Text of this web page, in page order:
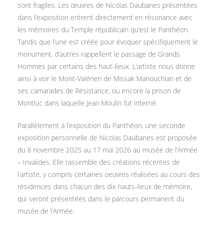
sont fragiles. Les œuvres de Nicolas Daubanes présentées
dans l’exposition entrent directement en résonance avec
les mémoires du Temple républicain qu’est le Panthéon.
Tandis que l’une est créée pour évoquer spécifiquement le
monument, d’autres rappellent le passage de Grands
Hommes par certains des haut-lieux. L’artiste nous donne
ainsi à voir le Mont-Valérien de Missak Manouchian et de
ses camarades de Résistance, ou encore la prison de
Montluc dans laquelle Jean Moulin fut interné.
Parallèlement à l’exposition du Panthéon, une seconde
exposition personnelle de Nicolas Daubanes est proposée
du 8 novembre 2025 au 17 mai 2026 au musée de l’Armée
– Invalides. Elle rassemble des créations récentes de
l’artiste, y compris certaines oeuvres réalisées au cours des
résidences dans chacun des dix hauts-lieux de mémoire,
qui seront présentées dans le parcours permanent du
musée de l’Armée.